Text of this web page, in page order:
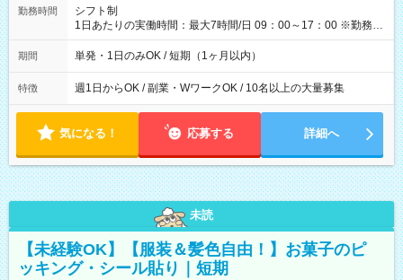
間】試用期間なし
勤務時間
シフト制
1日あたりの実働時間：最大7時間/日 09：00～17：00 ※勤務時
間は 試験により異なります。
期間 単発・1日のみOK / 短期（1ヶ月以内）
特徴 週1日からOK / 副業・WワークOK / 10名以上の大量募集
気になる！ 応募する 詳細へ
未読
【未経験OK】【服装＆髪色自由！】お菓子のピ
ッキング・シール貼り｜短期